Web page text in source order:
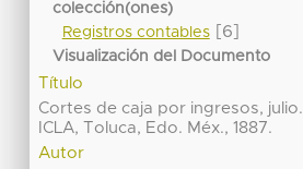
colección(ones)
Registros contables[6]
Visualización del Documento
Título
Cortes de caja por ingresos, julio.
ICLA, Toluca, Edo. Méx., 1887.
Autor